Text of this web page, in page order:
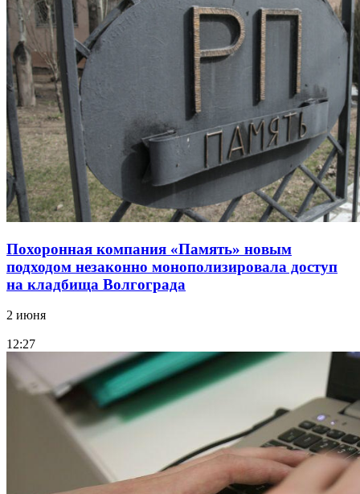
Похоронная компания «Память» новым
подходом незаконно монополизировала доступ
на кладбища Волгограда
2 июня
12:27